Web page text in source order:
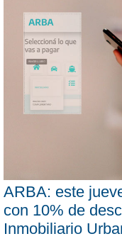
ARBA: este
con 10% de
Inmobiliario